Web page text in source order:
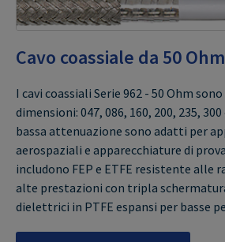
Cavo coassiale da 50
I cavi coassiali Serie 962 - 50 Ohm
dimensioni: 047, 086, 160, 200, 235,
bassa attenuazione sono adatti per
aerospaziali e apparecchiature di
includono FEP e ETFE resistente alle
alte prestazioni con tripla
dielettrici in PTFE espansi per basse